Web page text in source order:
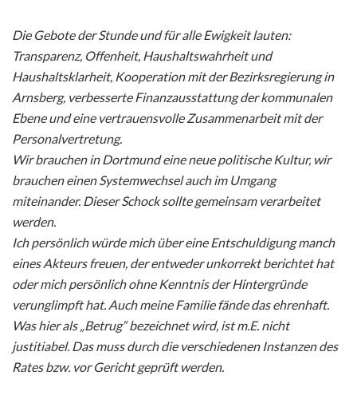
Die Gebote der Stunde und für alle Ewigkeit lauten:
Transparenz, Offenheit, Haushaltswahrheit und
Haushaltsklarheit, Kooperation mit der Bezirksregierung in
Arnsberg, verbesserte Finanzausstattung der kommunalen
Ebene und eine vertrauensvolle Zusammenarbeit mit der
Personalvertretung.
Wir brauchen in Dortmund eine neue politische Kultur, wir
brauchen einen Systemwechsel auch im Umgang
miteinander. Dieser Schock sollte gemeinsam verarbeitet
werden.
Ich persönlich würde mich über eine Entschuldigung manch
eines Akteurs freuen, der entweder unkorrekt berichtet hat
oder mich persönlich ohne Kenntnis der Hintergründe
verunglimpft hat. Auch meine Familie fände das ehrenhaft.
Was hier als „Betrug“ bezeichnet wird, ist m.E. nicht
justitiabel. Das muss durch die verschiedenen Instanzen des
Rates bzw. vor Gericht geprüft werden.